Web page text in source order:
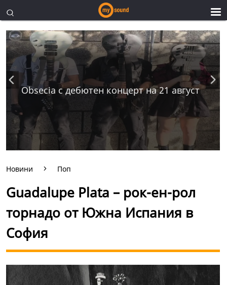
Obsecia с дебютен концерт на 21 август
Новини Поп
Guadalupe Plata – рок-ен-рол
торнадо от Южна Испания в
София